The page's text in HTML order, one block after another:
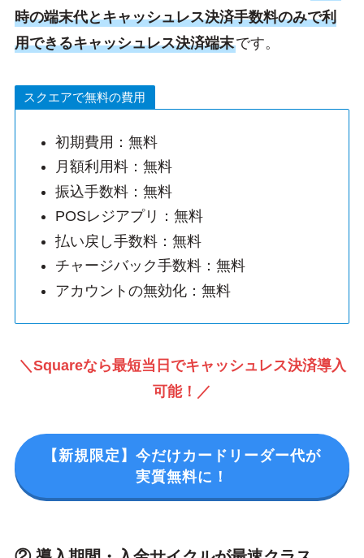
時の端末代とキャッシュレス決済手数料のみで利
用できるキャッシュレス決済端末です。
スクエアで無料の費用
初期費用：無料
月額利用料：無料
振込手数料：無料
POSレジアプリ：無料
払い戻し手数料：無料
チャージバック手数料：無料
アカウントの無効化：無料
＼Squareなら最短当日でキャッシュレス決済導入
可能！／
【新規限定】今だけカードリーダー代が
実質無料に！